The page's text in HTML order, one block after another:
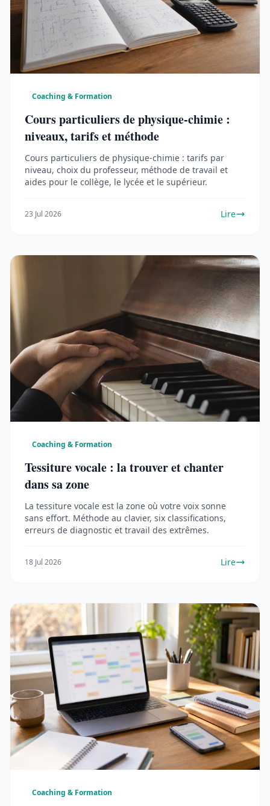
Coaching & Formation
Cours particuliers de physique-chimie :
niveaux, tarifs et méthode
Cours particuliers de physique-chimie : tarifs par
niveau, choix du professeur, méthode de travail et
aides pour le collège, le lycée et le supérieur.
23 Jul 2026 Lire
Coaching & Formation
Tessiture vocale : la trouver et chanter
dans sa zone
La tessiture vocale est la zone où votre voix sonne
sans effort. Méthode au clavier, six classifications,
erreurs de diagnostic et travail des extrêmes.
18 Jul 2026 Lire
Coaching & Formation